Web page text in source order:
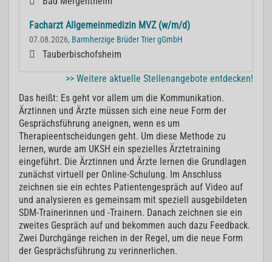
Facharzt Allgemeinmedizin MVZ (w/m/d)
07.08.2026, Barmherzige Brüder Trier gGmbH
Tauberbischofsheim
>> Weitere aktuelle Stellenangebote entdecken!
Das heißt: Es geht vor allem um die Kommunikation.
Ärztinnen und Ärzte müssen sich eine neue Form der
Gesprächsführung aneignen, wenn es um
Therapieentscheidungen geht. Um diese Methode zu
lernen, wurde am UKSH ein spezielles Ärztetraining
eingeführt. Die Ärztinnen und Ärzte lernen die Grundlagen
zunächst virtuell per Online-Schulung. Im Anschluss
zeichnen sie ein echtes Patientengespräch auf Video auf
und analysieren es gemeinsam mit speziell ausgebildeten
SDM-Trainerinnen und -Trainern. Danach zeichnen sie ein
zweites Gespräch auf und bekommen auch dazu Feedback.
Zwei Durchgänge reichen in der Regel, um die neue Form
der Gesprächsführung zu verinnerlichen.